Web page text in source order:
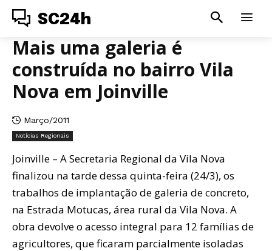
SC24h
Mais uma galeria é
construída no bairro Vila
Nova em Joinville
Março/2011
Notícias Regionais
Joinville – A Secretaria Regional da Vila Nova
finalizou na tarde dessa quinta-feira (24/3), os
trabalhos de implantação de galeria de concreto,
na Estrada Motucas, área rural da Vila Nova. A
obra devolve o acesso integral para 12 famílias de
agricultores, que ficaram parcialmente isoladas